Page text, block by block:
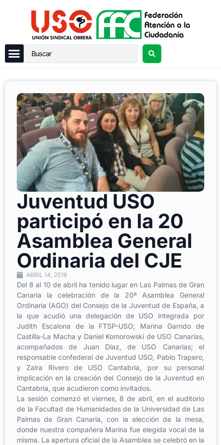
Juventud USO
participó en la 20
Asamblea General
Ordinaria del CJE
ABRIL 14, 2016
Del 8 al 10 de abril ha tenido lugar en Las Palmas de Gran
Canaria la celebración de la 20ª Asamblea General
Ordinaria (AGO) del Consejo de la Juventud de España, a
la que acudió una delegación de USO integrada por
Judith Escalona de la FTSP-USO; Marina Garrido de
Castilla-La Macha y Daniel Komorowski de USO Canarias,
acompañados de Juan Díaz, de USO Canarias; el
responsable confederal de Juventud USO, Pablo Trapero,
y Zaira Rivero de USO Cantabria, por su personal
implicación en la creación del Consejo de la Juventud en
Cantabria, que acudieron como invitados.
La sesión comenzó el viernes, 8 de abril, en el auditorio
de la Facultad de Humanidades de la Universidad de Las
Palmas de Gran Canaria, con la elección de la mesa,
donde nuestra compañera Marina fue elegida vocal de la
misma. La apertura oficial de la Asamblea se celebró en la